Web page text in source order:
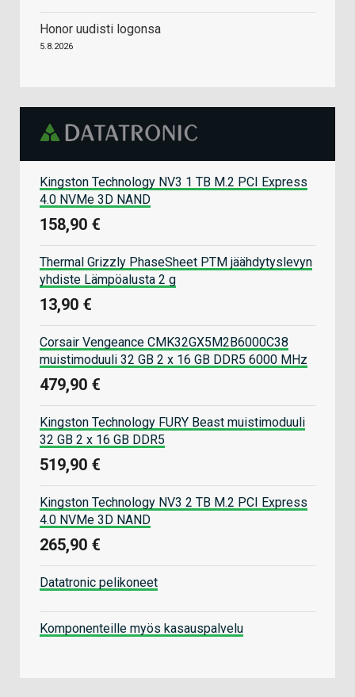
Honor uudisti logonsa
5.8.2026
Kingston Technology NV3 1 TB M.2 PCI Express
4.0 NVMe 3D NAND
158,90 €
Thermal Grizzly PhaseSheet PTM jäähdytyslevyn
yhdiste Lämpöalusta 2 g
13,90 €
Corsair Vengeance CMK32GX5M2B6000C38
muistimoduuli 32 GB 2 x 16 GB DDR5 6000 MHz
479,90 €
Kingston Technology FURY Beast muistimoduuli
32 GB 2 x 16 GB DDR5
519,90 €
Kingston Technology NV3 2 TB M.2 PCI Express
4.0 NVMe 3D NAND
265,90 €
Datatronic pelikoneet
Komponenteille myös kasauspalvelu